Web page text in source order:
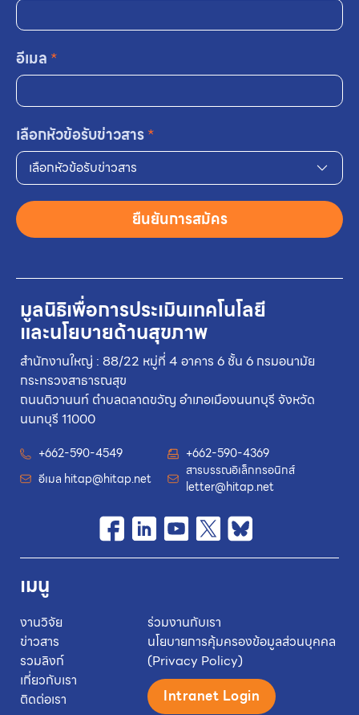
มูลนิธิเพื่อการประเมินเทคโนโลยี
และนโยบายด้านสุขภาพ
สำนักงานใหญ่ : 88/22 หมู่ที่ 4 อาคาร 6 ชั้น 6 กรมอนามัย
กระทรวงสาธารณสุข
ถนนติวานนท์ ตำบลตลาดขวัญ อำเภอเมืองนนทบุรี จังหวัด
นนทบุรี 11000
+662-590-4549
+662-590-4369
อีเมล hitap@hitap.net
สารบรรณอิเล็กทรอนิกส์
letter@hitap.net
เมนู
งานวิจัย
ข่าวสาร
รวมลิงก์
เกี่ยวกับเรา
ติดต่อเรา
ร่วมงานกับเรา
นโยบายการคุ้มครองข้อมูลส่วนบุคคล
(Privacy Policy)
Intranet Login
อีเมล *
เลือกหัวข้อรับข่าวสาร*
เลือกหัวข้อรับข่าวสาร
ยืนยันการสมัคร